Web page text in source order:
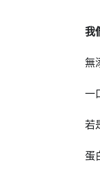
我
無
一
若
蛋